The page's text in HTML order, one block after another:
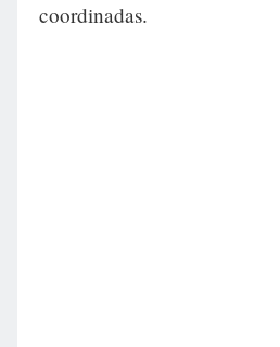
coordinadas.